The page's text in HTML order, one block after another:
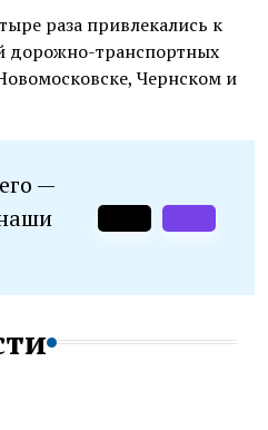
раза привлекались к
дорожно-транспортных
Чернском и
—